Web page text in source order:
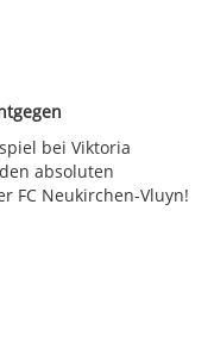
bei Viktoria
absoluten
FC Neukirchen-Vluyn!